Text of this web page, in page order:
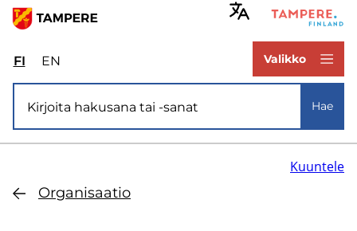
Hyppää
FIValitse
sivuston
kieli:
suomi
ENSelect
site
language:
Valikko
Hae
Or­ga­ni­saa­tio
Kuuntele